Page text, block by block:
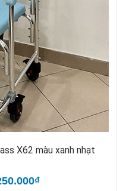
X62 màu xanh nhạt